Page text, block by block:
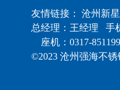
友情链接： 沧州新
总经理：王经理 手
座机：0317-
©2023 沧州强海不